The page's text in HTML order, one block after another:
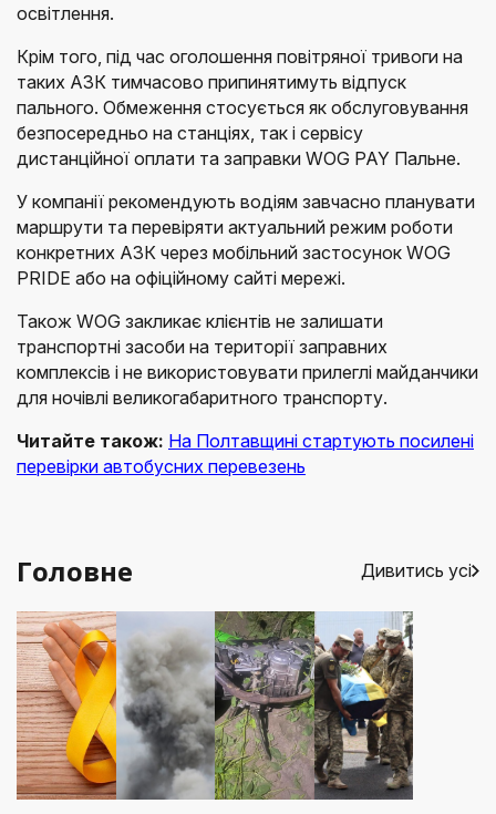
освітлення.
Крім того, під час оголошення повітряної тривоги на
таких АЗК тимчасово припинятимуть відпуск
пального. Обмеження стосується як обслуговування
безпосередньо на станціях, так і сервісу
дистанційної оплати та заправки WOG PAY Пальне.
У компанії рекомендують водіям завчасно планувати
маршрути та перевіряти актуальний режим роботи
конкретних АЗК через мобільний застосунок WOG
PRIDE або на офіційному сайті мережі.
Також WOG закликає клієнтів не залишати
транспортні засоби на території заправних
комплексів і не використовувати прилеглі майданчики
для ночівлі великогабаритного транспорту.
Читайте також: На Полтавщині стартують посилені
перевірки автобусних перевезень
Головне Дивитись усі